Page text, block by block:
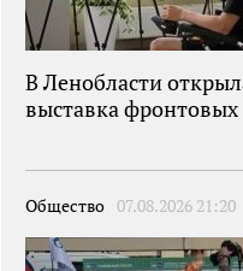
В Ленобласти
выставка
Общество 07.08.2026 21:20